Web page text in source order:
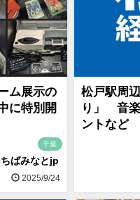
ム展示の
に特別開
千葉
ちばみなとjp
2025/9/24
松戸駅周
り」 音楽
ントなど